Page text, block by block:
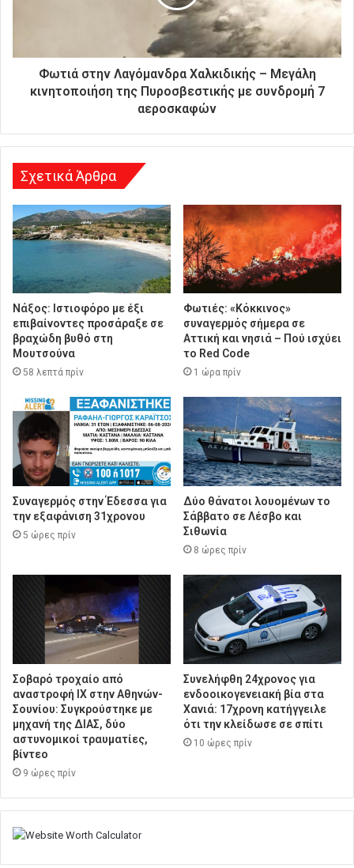
σ
Φωτιά στην Λαγόμανδρα Χαλκιδικής – Μεγάλη
κινητοποιήση της Πυροσβεστικής με συνδρομή 7
αεροσκαφών
Σχετικά Άρθρα
Νάξος: Ιστιοφόρο με έξι
επιβαίνοντες προσάραξε σε
βραχώδη βυθό στη
Μουτσούνα
58 λεπτά πρίν
Φωτιές: «Κόκκινος»
συναγερμός σήμερα σε
Αττική και νησιά – Πού ισχύει
το Red Code
1 ώρα πρίν
Συναγερμός στην Έδεσσα για
την εξαφάνιση 31χρονου
5 ώρες πρίν
Δύο θάνατοι λουομένων το
Σάββατο σε Λέσβο και
Σιθωνία
8 ώρες πρίν
Σοβαρό τροχαίο από
αναστροφή ΙΧ στην Αθηνών-
Σουνίου: Συγκρούστηκε με
μηχανή της ΔΙΑΣ, δύο
αστυνομικοί τραυματίες,
βίντεο
9 ώρες πρίν
Συνελήφθη 24χρονος για
ενδοοικογενειακή βία στα
Χανιά: 17χρονη κατήγγειλε
ότι την κλείδωσε σε σπίτι
10 ώρες πρίν